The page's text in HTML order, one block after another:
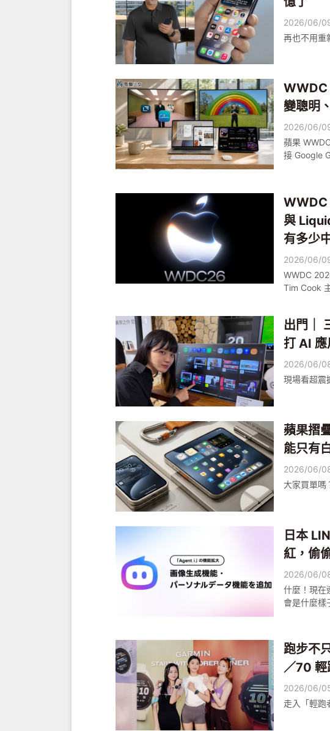
2026/06/
再也不用重
WWDC
變聰明
2026/06/
蘋果
接 Google
HomePad
秋天上線、
WWDC
與
有多少
2026/06/
WWDC
Tim Cook
命名延續
Apple
外媒爆料整
出門｜
打 AI
2026/06/
現場看超震
蘋果摺
能只有
2026/06/
大家買單嗎
日本
紅，偷
2026/06/
什麼！現在
會是什麼樣
跑步不
／70 輕
2026/06/
走入「輕跑